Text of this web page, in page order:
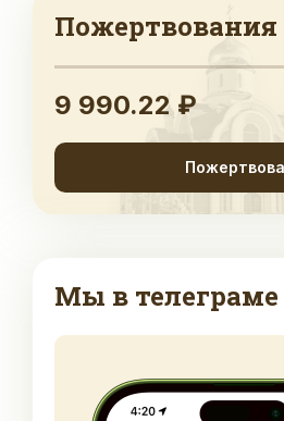
9 990.22 ₽
Мы в телеграме